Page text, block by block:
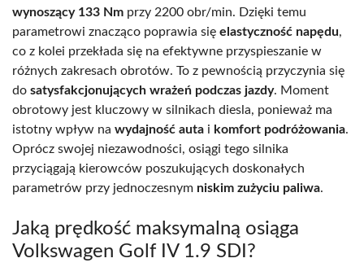
wynoszący 133 Nm przy 2200 obr/min. Dzięki temu
parametrowi znacząco poprawia się elastyczność napędu,
co z kolei przekłada się na efektywne przyspieszanie w
różnych zakresach obrotów. To z pewnością przyczynia się
do satysfakcjonujących wrażeń podczas jazdy. Moment
obrotowy jest kluczowy w silnikach diesla, ponieważ ma
istotny wpływ na wydajność auta i komfort podróżowania.
Oprócz swojej niezawodności, osiągi tego silnika
przyciągają kierowców poszukujących doskonałych
parametrów przy jednoczesnym niskim zużyciu paliwa.
Jaką prędkość maksymalną osiąga
Volkswagen Golf IV 1.9 SDI?